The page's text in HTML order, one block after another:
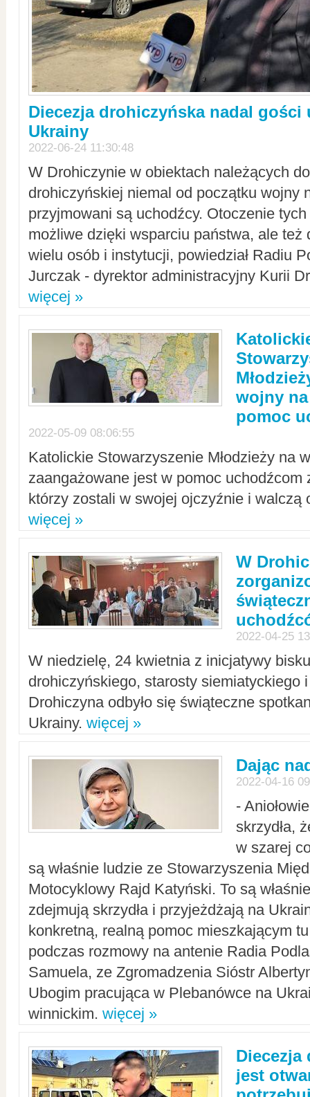
Diecezja drohiczyńska nadal gości
Ukrainy
2022-06-24 11:30:48
W Drohiczynie w obiektach należących
drohiczyńskiej niemal od początku wojny
przyjmowani są uchodźcy. Otoczenie
możliwe dzięki wsparciu państwa, ale też
wielu osób i instytucji, powiedział Radiu
Jurczak - dyrektor administracyjny Kurii
więcej »
wojny
pomoc
2022-05-09 08:06:55
Katolickie Stowarzyszenie Młodzieży na
zaangażowane jest w pomoc uchodźcom
którzy zostali w swojej ojczyźnie i walczą
więcej »
W
2022-04-25
W niedzielę, 24 kwietnia z inicjatywy
drohiczyńskiego, starosty siemiatyckiego
Drohiczyna odbyło się świąteczne
Ukrainy. więcej »
Dając
2022-04-16
-
skrzydła,
w szarej
są właśnie ludzie ze Stowarzyszenia
Motocyklowy Rajd Katyński. To są
zdejmują skrzydła i przyjeżdżają na
konkretną, realną pomoc mieszkającym
podczas rozmowy na antenie Radia
Samuela, ze Zgromadzenia Sióstr
Ubogim pracująca w Plebanówce na
winnickim. więcej »
Diecezja
jest